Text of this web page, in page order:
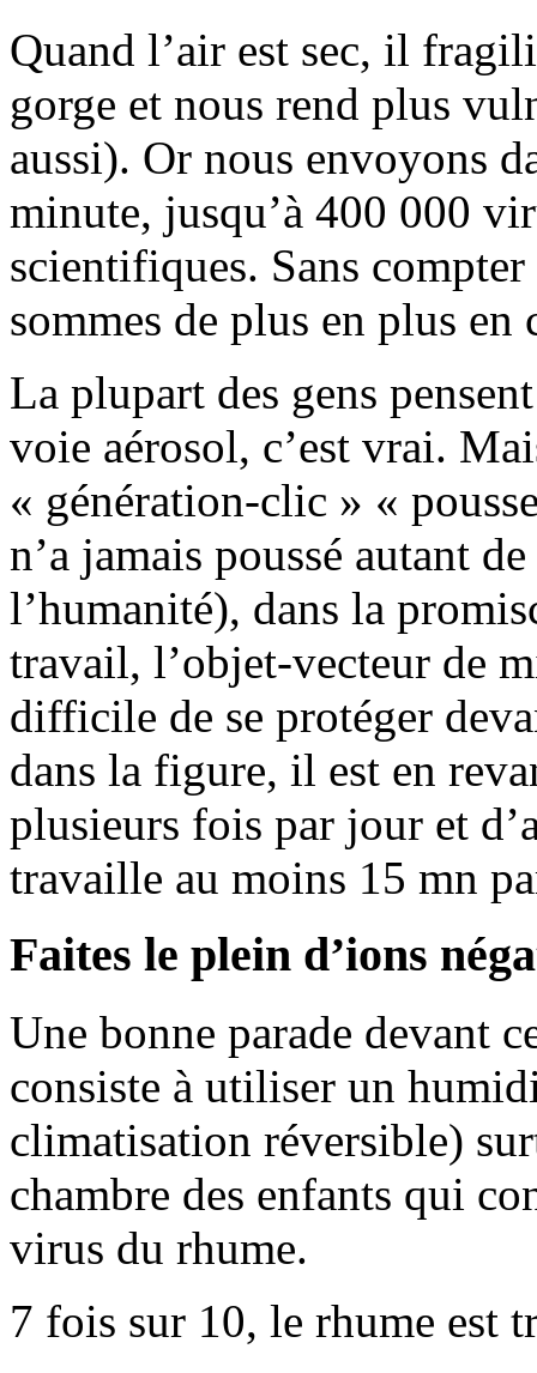
Quand l’air est sec, il
gorge et nous rend plus
aussi). Or nous envoyons
minute, jusqu’à 400 000
scientifiques. Sans
sommes de plus en plus
La plupart des gens
voie aérosol, c’est vrai.
« génération-clic » «
n’a jamais poussé autant
l’humanité), dans la
travail, l’objet-vecteur de
difficile de se protéger
dans la figure, il est en
plusieurs fois par jour et
travaille au moins 15 mn
Faites le plein d’ions
Une bonne parade devant
consiste à utiliser un
climatisation réversible)
chambre des enfants qui
virus du rhume.
7 fois sur 10, le rhume est